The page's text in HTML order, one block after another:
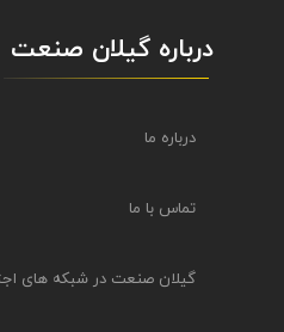
درباره گیلان صنعت
درباره ما
تماس با ما
گیلان صنعت در شبکه های